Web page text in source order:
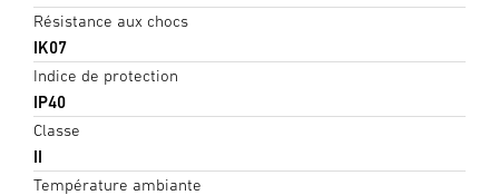
Résistance aux chocs
IK07
Indice de protection
IP40
Classe
II
Température ambiante